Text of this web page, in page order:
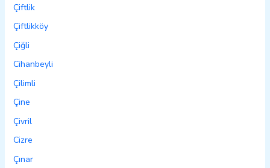
Çiftlik
Çiftlikköy
Çiğli
Cihanbeyli
Çilimli
Çine
Çivril
Cizre
Çınar